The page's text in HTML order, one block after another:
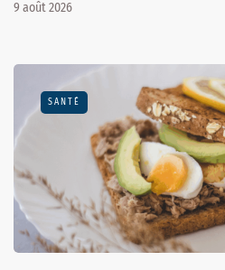
9 août 2026
SANTÉ